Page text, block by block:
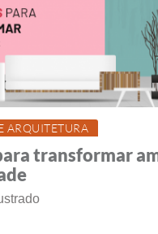
ARQUITETURA
transformar